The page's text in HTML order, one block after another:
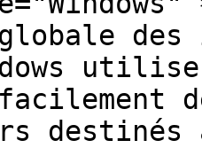
des
destinés